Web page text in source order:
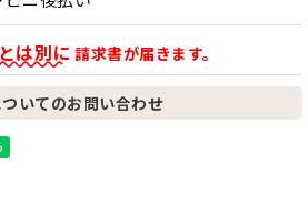
は別に 請求書が届きます。
いてのお問い合わせ